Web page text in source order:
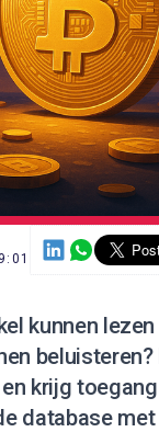
kunnen
beluisteren?
krijg
database